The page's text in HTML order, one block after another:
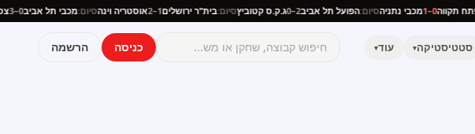
פתח תקווה0–1 מכבי נתניהסיום:הפועל תל אביב2–0 ג.ק.ס קטוביץסיום:בית"ר ירושלים1–2 אוסטריה וינהסיום:מכבי תל אביב0–3
סטטיסטיקה▾ עוד▾ כניסה הרשמה